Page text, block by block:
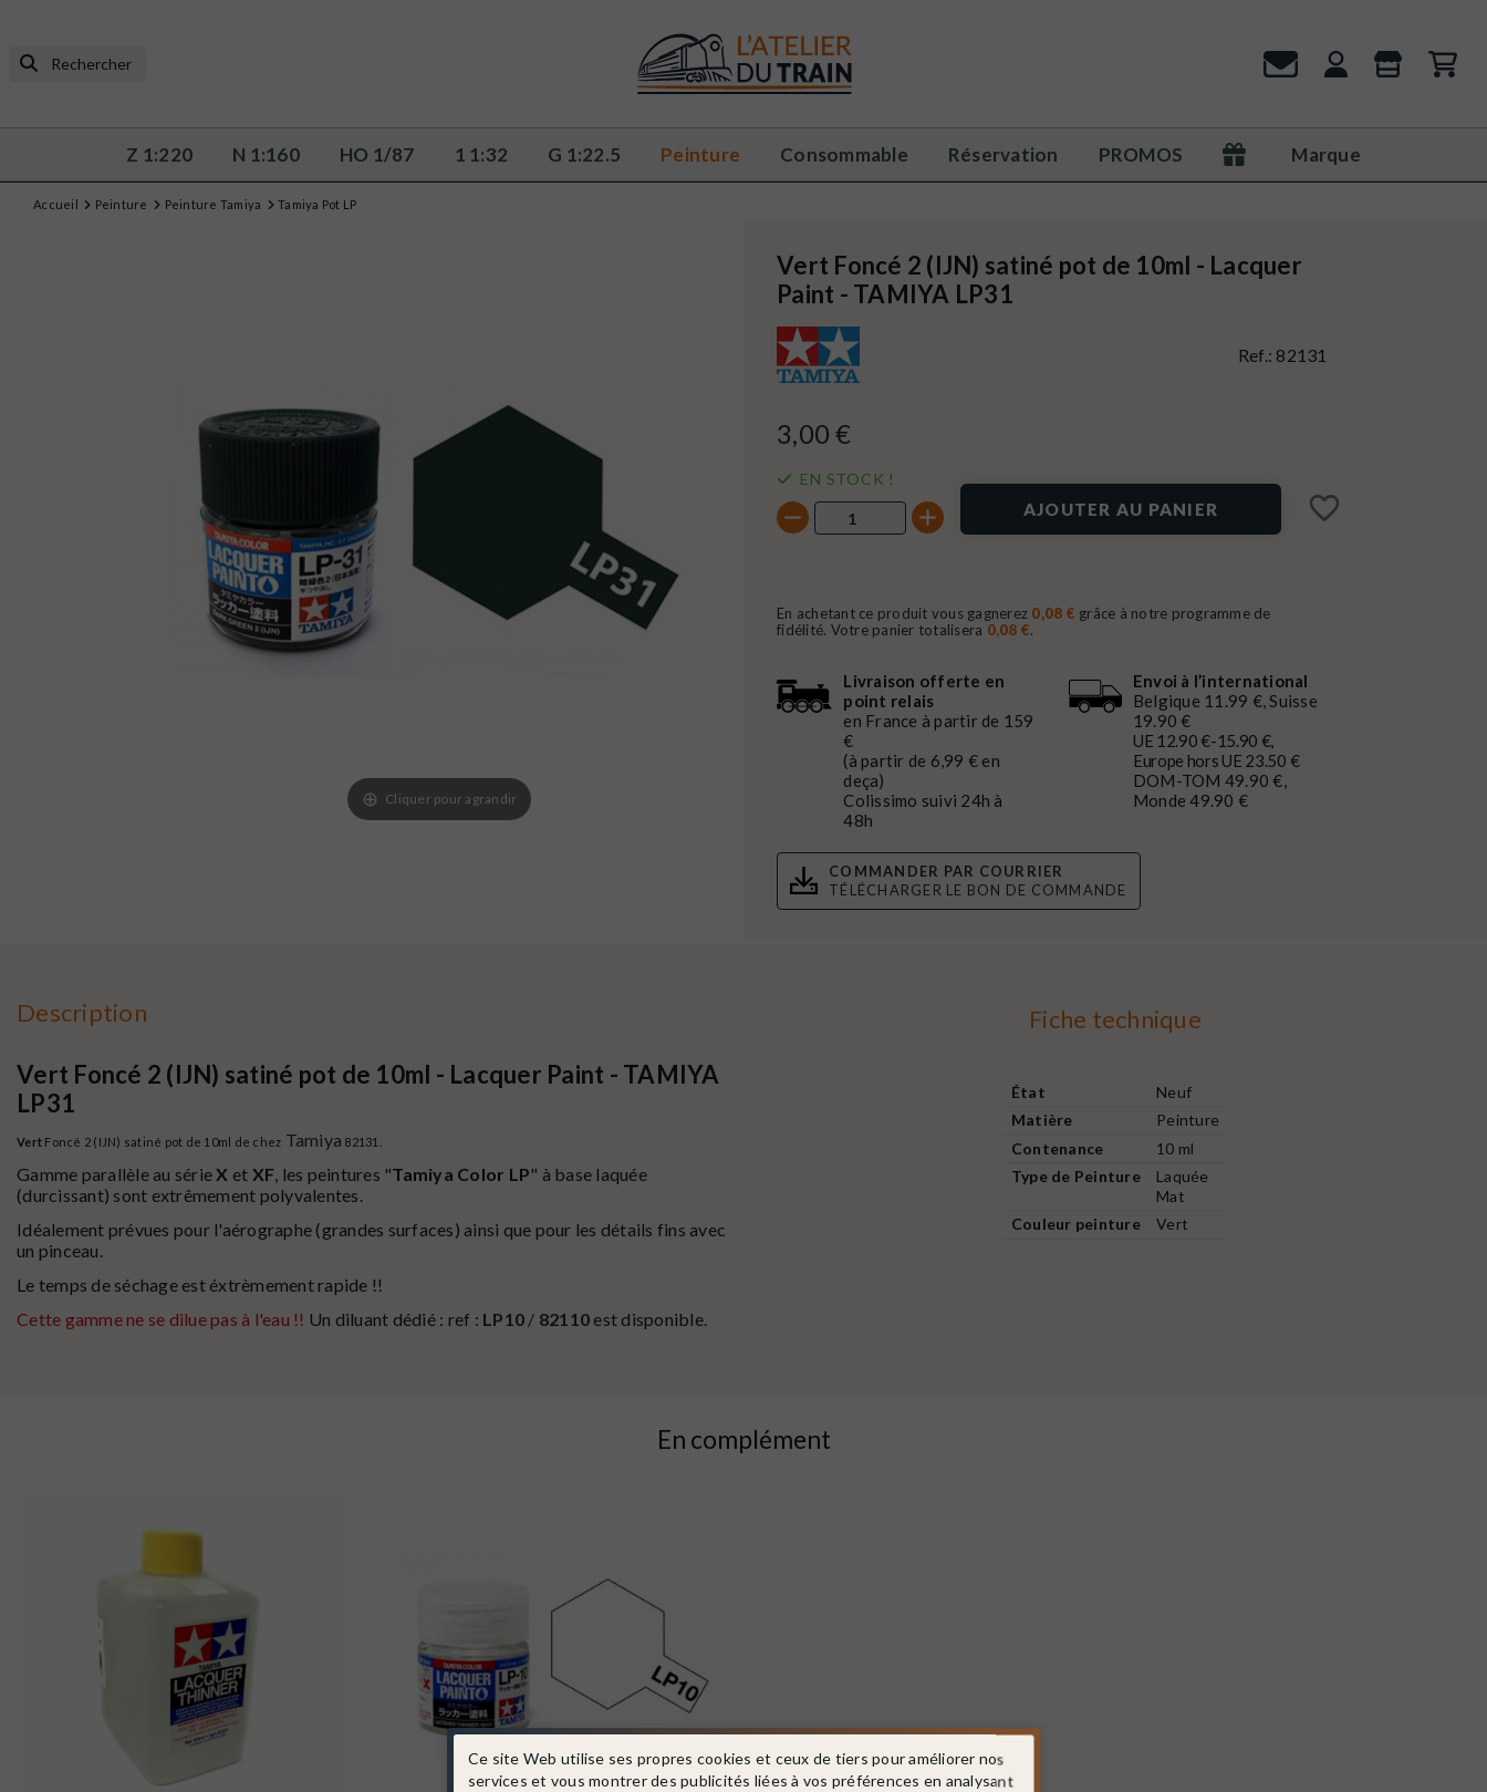
Z 1:220 N 1:160 HO 1/87 1 1:32 G 1:22.5 Peinture Consommable Réservation PROMOS Marque
Accueil Peinture Peinture Tamiya Tamiya Pot LP
Cliquer pour agrandir
Vert Foncé 2 (IJN) satiné pot de 10ml - Lacquer
Paint - TAMIYA LP31
Ref.: 82131
3,00 €
EN STOCK !
AJOUTER AU PANIER favorite_border
En achetant ce produit vous gagnerez 0,08 € grâce à notre programme de
fidélité. Votre panier totalisera 0,08 €.
Livraison offerte en
point relais
en France à partir de 159
€
(à partir de 6,99 € en
deça)
Colissimo suivi 24h à
48h
Envoi à l’international
Belgique 11.99 €, Suisse
19.90 €
UE 12.90 €-15.90 €,
Europe hors UE 23.50 €
DOM-TOM 49.90 €,
Monde 49.90 €
COMMANDER PAR COURRIER
TÉLÉCHARGER LE BON DE COMMANDE
Description
Vert Foncé 2 (IJN) satiné pot de 10ml - Lacquer Paint - TAMIYA
LP31
Vert Foncé 2 (IJN) satiné pot de 10ml de chez Tamiya 82131.
Gamme parallèle au sérieX et XF , les peintures "Tamiya Color LP" à base laquée
(durcissant) sont extrêmement polyvalentes.
Idéalement prévues pour l'aérographe (grandes surfaces) ainsi que pour les détails fins avec
un pinceau.
Le temps de séchage est éxtrèmement rapide !!
Cette gamme ne se dilue pas à l'eau !! Un diluant dédié : ref : LP10 / 82110 est disponible.
Fiche technique
État
Neuf
Matière
Peinture
Contenance
10 ml
Type de Peinture
Laquée
Mat
Couleur peinture
Vert
En complément
Ce site Web utilise ses propres cookies et ceux de tiers pour améliorer nos
services et vous montrer des publicités liées à vos préférences en analysant